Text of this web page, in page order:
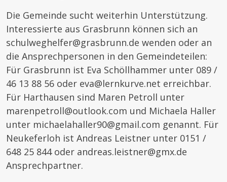
Die Gemeinde sucht weiterhin Unterstützung.
Interessierte aus Grasbrunn können sich an
schulweghelfer@grasbrunn.de wenden oder an
die Ansprechpersonen in den Gemeindeteilen:
Für Grasbrunn ist Eva Schöllhammer unter 089 /
46 13 88 56 oder eva@lernkurve.net erreichbar.
Für Harthausen sind Maren Petroll unter
marenpetroll@outlook.com und Michaela Haller
unter michaelahaller90@gmail.com genannt. Für
Neukeferloh ist Andreas Leistner unter 0151 /
648 25 844 oder andreas.leistner@gmx.de
Ansprechpartner.